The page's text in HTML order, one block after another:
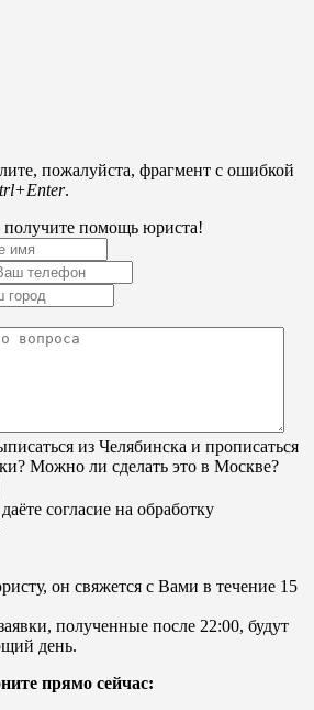
пожалуйста, фрагмент с ошибкой
.
получите помощь юриста!
из Челябинска и прописаться
Можно ли сделать это в Москве?
согласие на обработку
он свяжется с Вами в течение 15
полученные после 22:00, будут
день.
прямо сейчас: